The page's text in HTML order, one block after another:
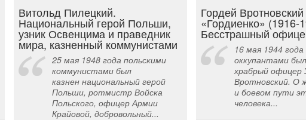
Витольд Пилецкий.
Национальный герой Польши,
узник Освенцима и праведник
мира, казненный коммунистами
25 мая 1948 года польскими
коммунистами был
казнен национальный герой
Польши, ротмистр Войска
Польского, офицер Армии
Крайовой, добровольный...
Гордей Вротновский
«Гордиенко» (1916-
Бесстрашный
16 мая 1944
оккупантами
храбрый офицер
Вротновский. О
и боевом пути
человека...